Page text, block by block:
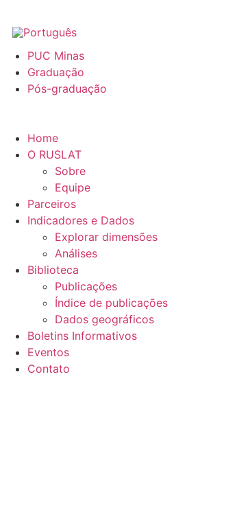
PUC Minas
Graduação
Pós-graduação
Home
O RUSLAT
Sobre
Equipe
Parceiros
Indicadores e Dados
Explorar dimensões
Análises
Biblioteca
Publicações
Índice de publicações
Dados geográficos
Boletins Informativos
Eventos
Contato